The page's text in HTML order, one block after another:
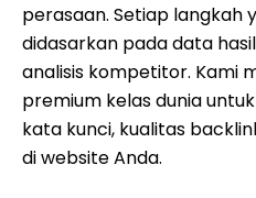
perasaan. Setiap langkah
didasarkan pada data
analisis kompetitor. Kami
premium kelas dunia
kata kunci, kualitas
di website Anda.